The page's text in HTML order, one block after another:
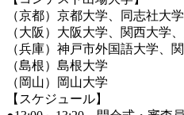
（京都）京都大学、同志社大
（大阪）大阪大学、関西大学
（兵庫）神戸市外国語大学、
（島根）島根大学
（岡山）岡山大学
【スケジュール】